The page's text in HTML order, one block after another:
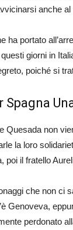
anche
ha portato
giorni in
poiché si
Spagna
Quesada non
la loro
poi il fratello
che non ci
Genoveva,
perdonato